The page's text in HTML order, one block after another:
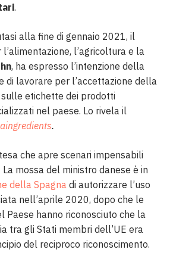
.
alla fine di gennaio 2021, il
l’agricoltura e la
, ha espresso l’intenzione della
di lavorare per l’accettazione della
etichette dei prodotti
nel paese. Lo rivela il
.
che apre scenari impensabili
mossa del ministro danese è in
della Spagna di autorizzare l’uso
nell’aprile 2020, dopo che le
Paese hanno riconosciuto che la
tra gli Stati membri dell’UE era
del reciproco riconoscimento.